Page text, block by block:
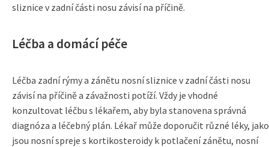
sliznice v zadní části nosu závisí na příčině.
Léčba a domácí péče
Léčba zadní rýmy a zánětu nosní sliznice v zadní části nosu
závisí na příčině a závažnosti potíží. Vždy je vhodné
konzultovat léčbu s lékařem, aby byla stanovena správná
diagnóza a léčebný plán. Lékař může doporučit různé léky, jako
jsou nosní spreje s kortikosteroidy k potlačení zánětu, nosní